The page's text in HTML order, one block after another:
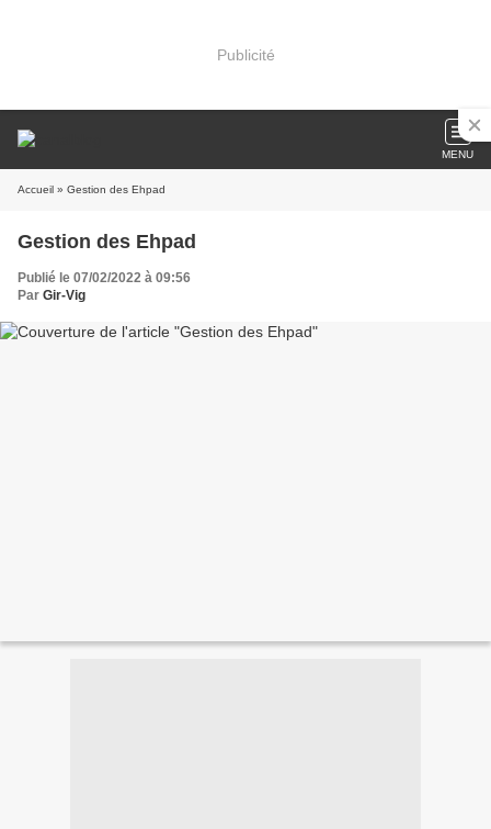
Publicité
MENU
Accueil » Gestion des Ehpad
Gestion des Ehpad
Publié le 07/02/2022 à 09:56
Par Gir-Vig